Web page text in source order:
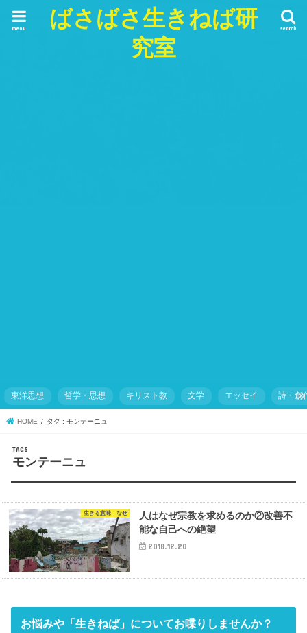
ばさばさ生きねば研
究室
search
menu
東洋思想 哲学・思想 キリスト教 文学 エッセイ 詩・創
HOME タグ : モンテーニュ
モンテーニュ
生きる意味 なぜ
人はなぜ宗教を求めるのか②改善不
能な自己への絶望
2018.12.20
お悩みや「生きねば」についてお喋りしませんか？